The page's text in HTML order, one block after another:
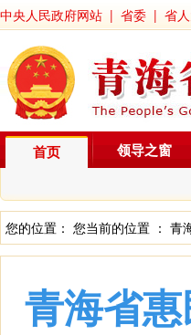
中央人民政府网站 | 省委 | 省
首页 领导之窗
您的位置： 您当前的位置 ： 青
青海省